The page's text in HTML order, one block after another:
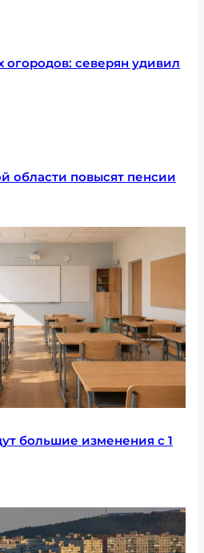
северян удивил
области повысят пенсии
большие изменения с 1